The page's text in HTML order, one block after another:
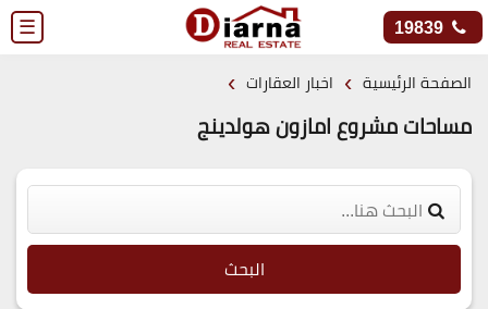
☰ 19839
الصفحة الرئيسية › اخبار العقارات ›
مساحات مشروع امازون هولدينج
البحث